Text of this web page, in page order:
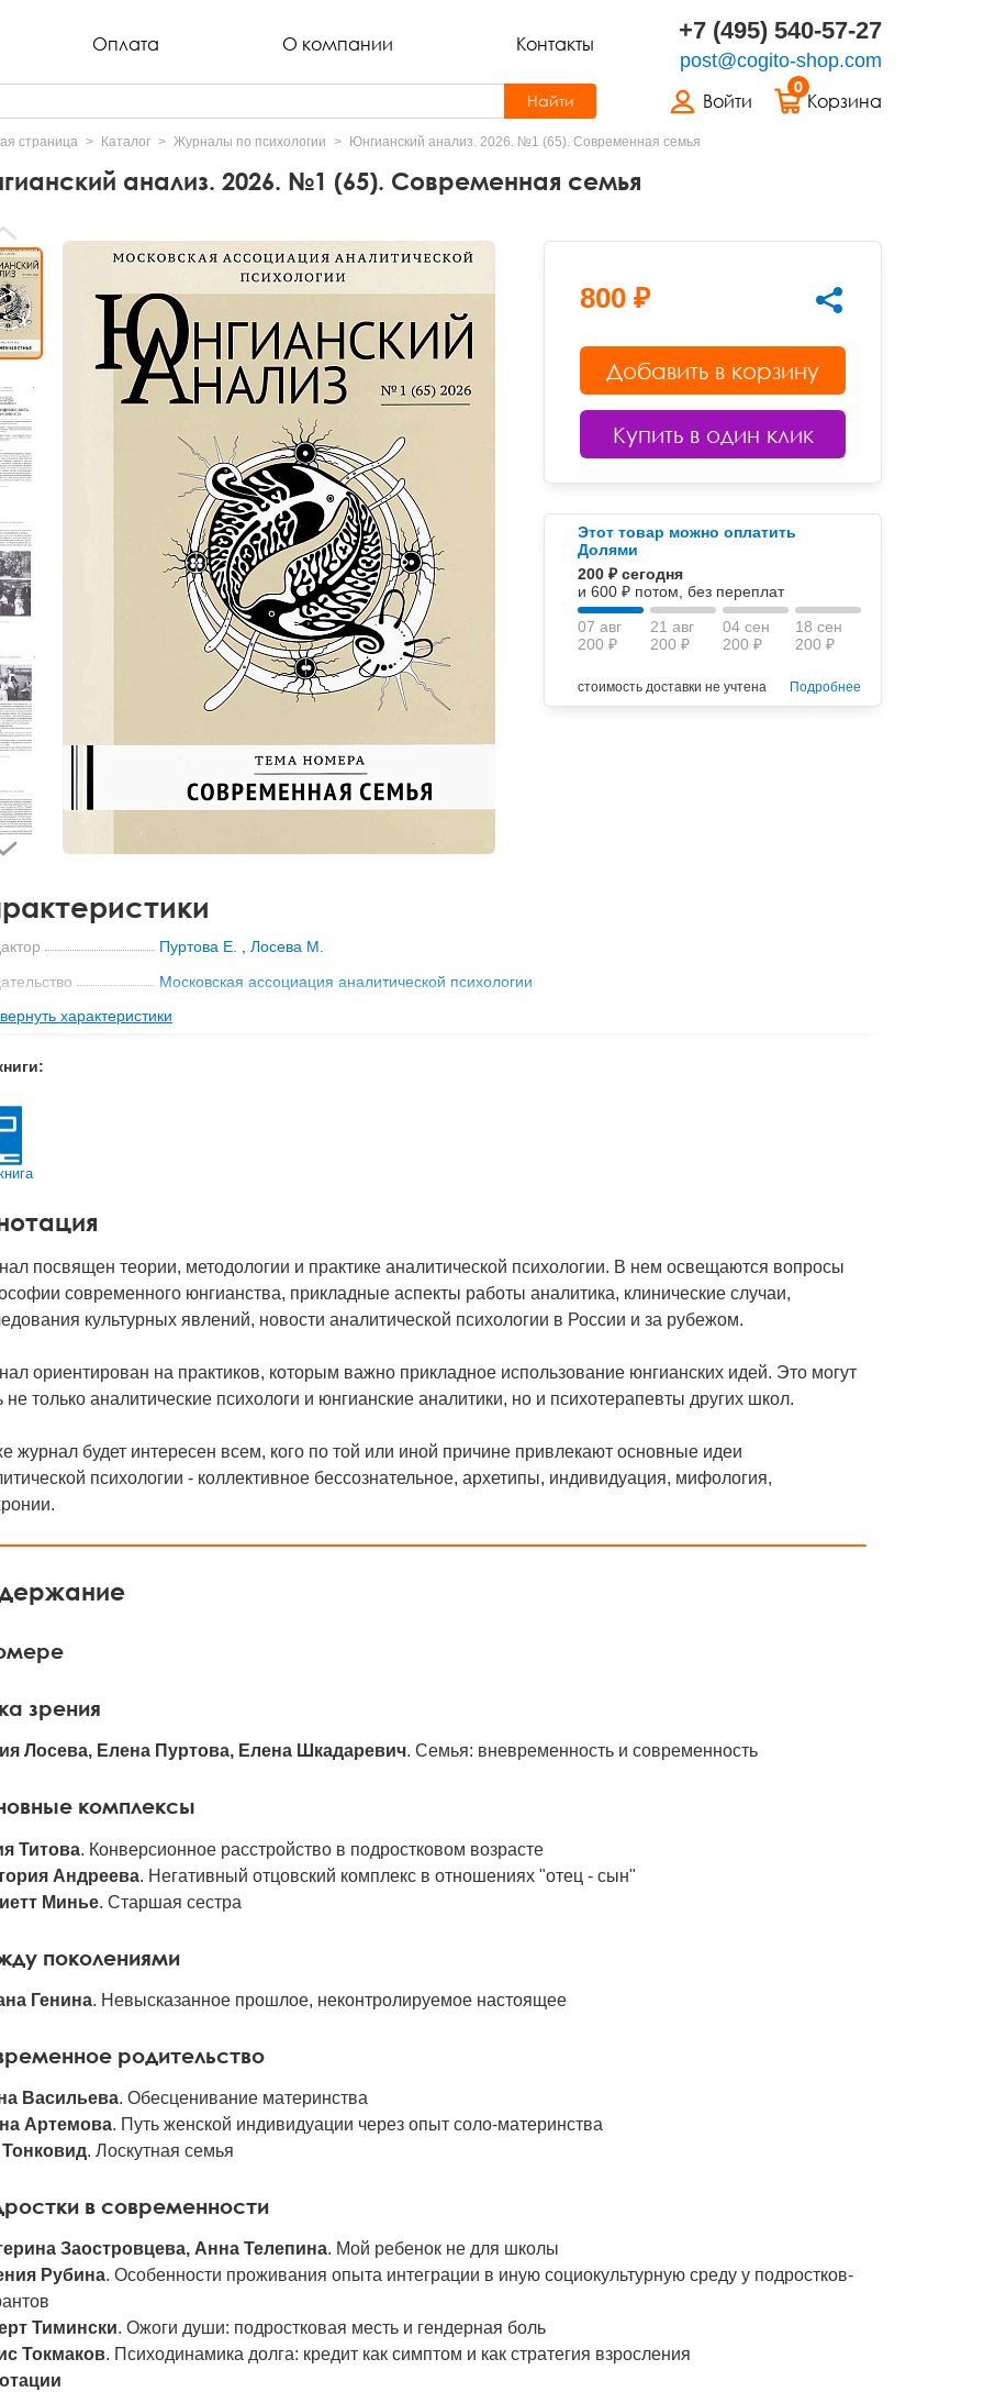
Оплата О компании Контакты +7 (495) 540-57-27
post@cogito-shop.com
Войти
0
Корзина
Найти
страница Каталог Журналы по психологии Юнгианский анализ. 2026. №1 (65). Современная семья
анализ. 2026. №1 (65). Современная семья
800 ₽
Добавить в корзину
Купить в один клик
Этот товар можно оплатить
Долями
200 ₽ сегодня
и 600 ₽ потом, без переплат
07 авг
200 ₽
21 авг
200 ₽
04 сен
200 ₽
18 сен
200 ₽
стоимость доставки не учтена Подробнее
Пуртова Е. ,Лосева М.
Московская ассоциация аналитической психологии
книги
208x145x12 мм
стр
характеристики
посвящен теории, методологии и практике аналитической психологии. В нем освещаются вопросы
современного юнгианства, прикладные аспекты работы аналитика, клинические случаи,
культурных явлений, новости аналитической психологии в России и за рубежом.
ориентирован на практиков, которым важно прикладное использование юнгианских идей. Это могут
не только аналитические психологи и юнгианские аналитики, но и психотерапевты других школ.
журнал будет интересен всем, кого по той или иной причине привлекают основные идеи
психологии - коллективное бессознательное, архетипы, индивидуация, мифология,
зрения
Лосева, Елена Пуртова, Елена Шкадаревич. Семья: вневременность и современность
комплексы
Титова. Конверсионное расстройство в подростковом возрасте
Андреева. Негативный отцовский комплекс в отношениях "отец - сын"
Минье. Старшая сестра
поколениями
Генина. Невысказанное прошлое, неконтролируемое настоящее
родительство
Васильева. Обесценивание материнства
Артемова. Путь женской индивидуации через опыт соло-материнства
. Лоскутная семья
в современности
Заостровцева, Анна Телепина. Мой ребенок не для школы
Рубина. Особенности проживания опыта интеграции в иную социокультурную среду у подростков-
Тимински. Ожоги души: подростковая месть и гендерная боль
Токмаков. Психодинамика долга: кредит как симптом и как стратегия взросления